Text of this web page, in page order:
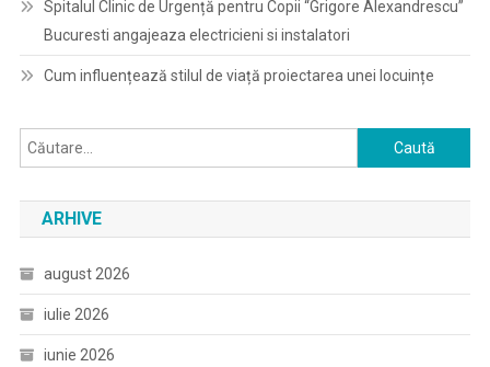
Spitalul Clinic de Urgență pentru Copii “Grigore Alexandrescu”
Bucuresti angajeaza electricieni si instalatori
Cum influențează stilul de viață proiectarea unei locuințe
Caută
după:
ARHIVE
august 2026
iulie 2026
iunie 2026